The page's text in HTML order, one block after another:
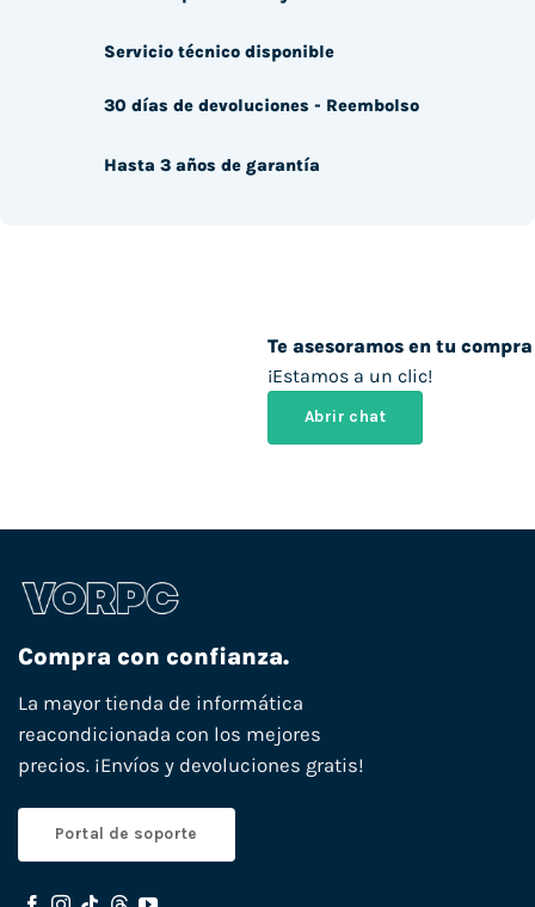
Te asesoramos en tu compra
¡Estamos a un clic!
Abrir chat
Servicio técnico disponible
30 días de devoluciones - Reembolso
Hasta 3 años de garantía
Compra con confianza.
La mayor tienda de informática
reacondicionada con los mejores
precios. ¡Envíos y devoluciones gratis!
Portal de soporte